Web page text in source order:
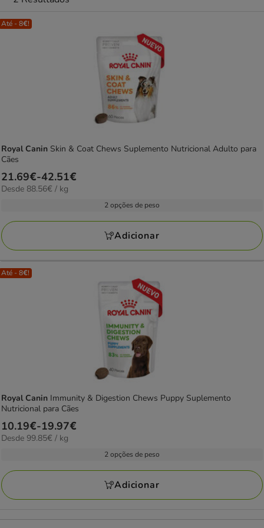
Até - 8€!
Royal Canin Skin & Coat Chews Suplemento Nutricional Adulto para
Cães
Preço
de
42.51€
21.69€-42.51€
88.56€
Desde 88.56€ / kg
2 opções de peso
Adicionar
Até - 8€!
Royal Canin Immunity & Digestion Chews Puppy Suplemento
Nutricional para Cães
Preço
de
19.97€
10.19€-19.97€
99.85€
Desde 99.85€ / kg
2 opções de peso
Adicionar